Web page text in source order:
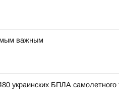
важным
украинских БПЛА самолетного